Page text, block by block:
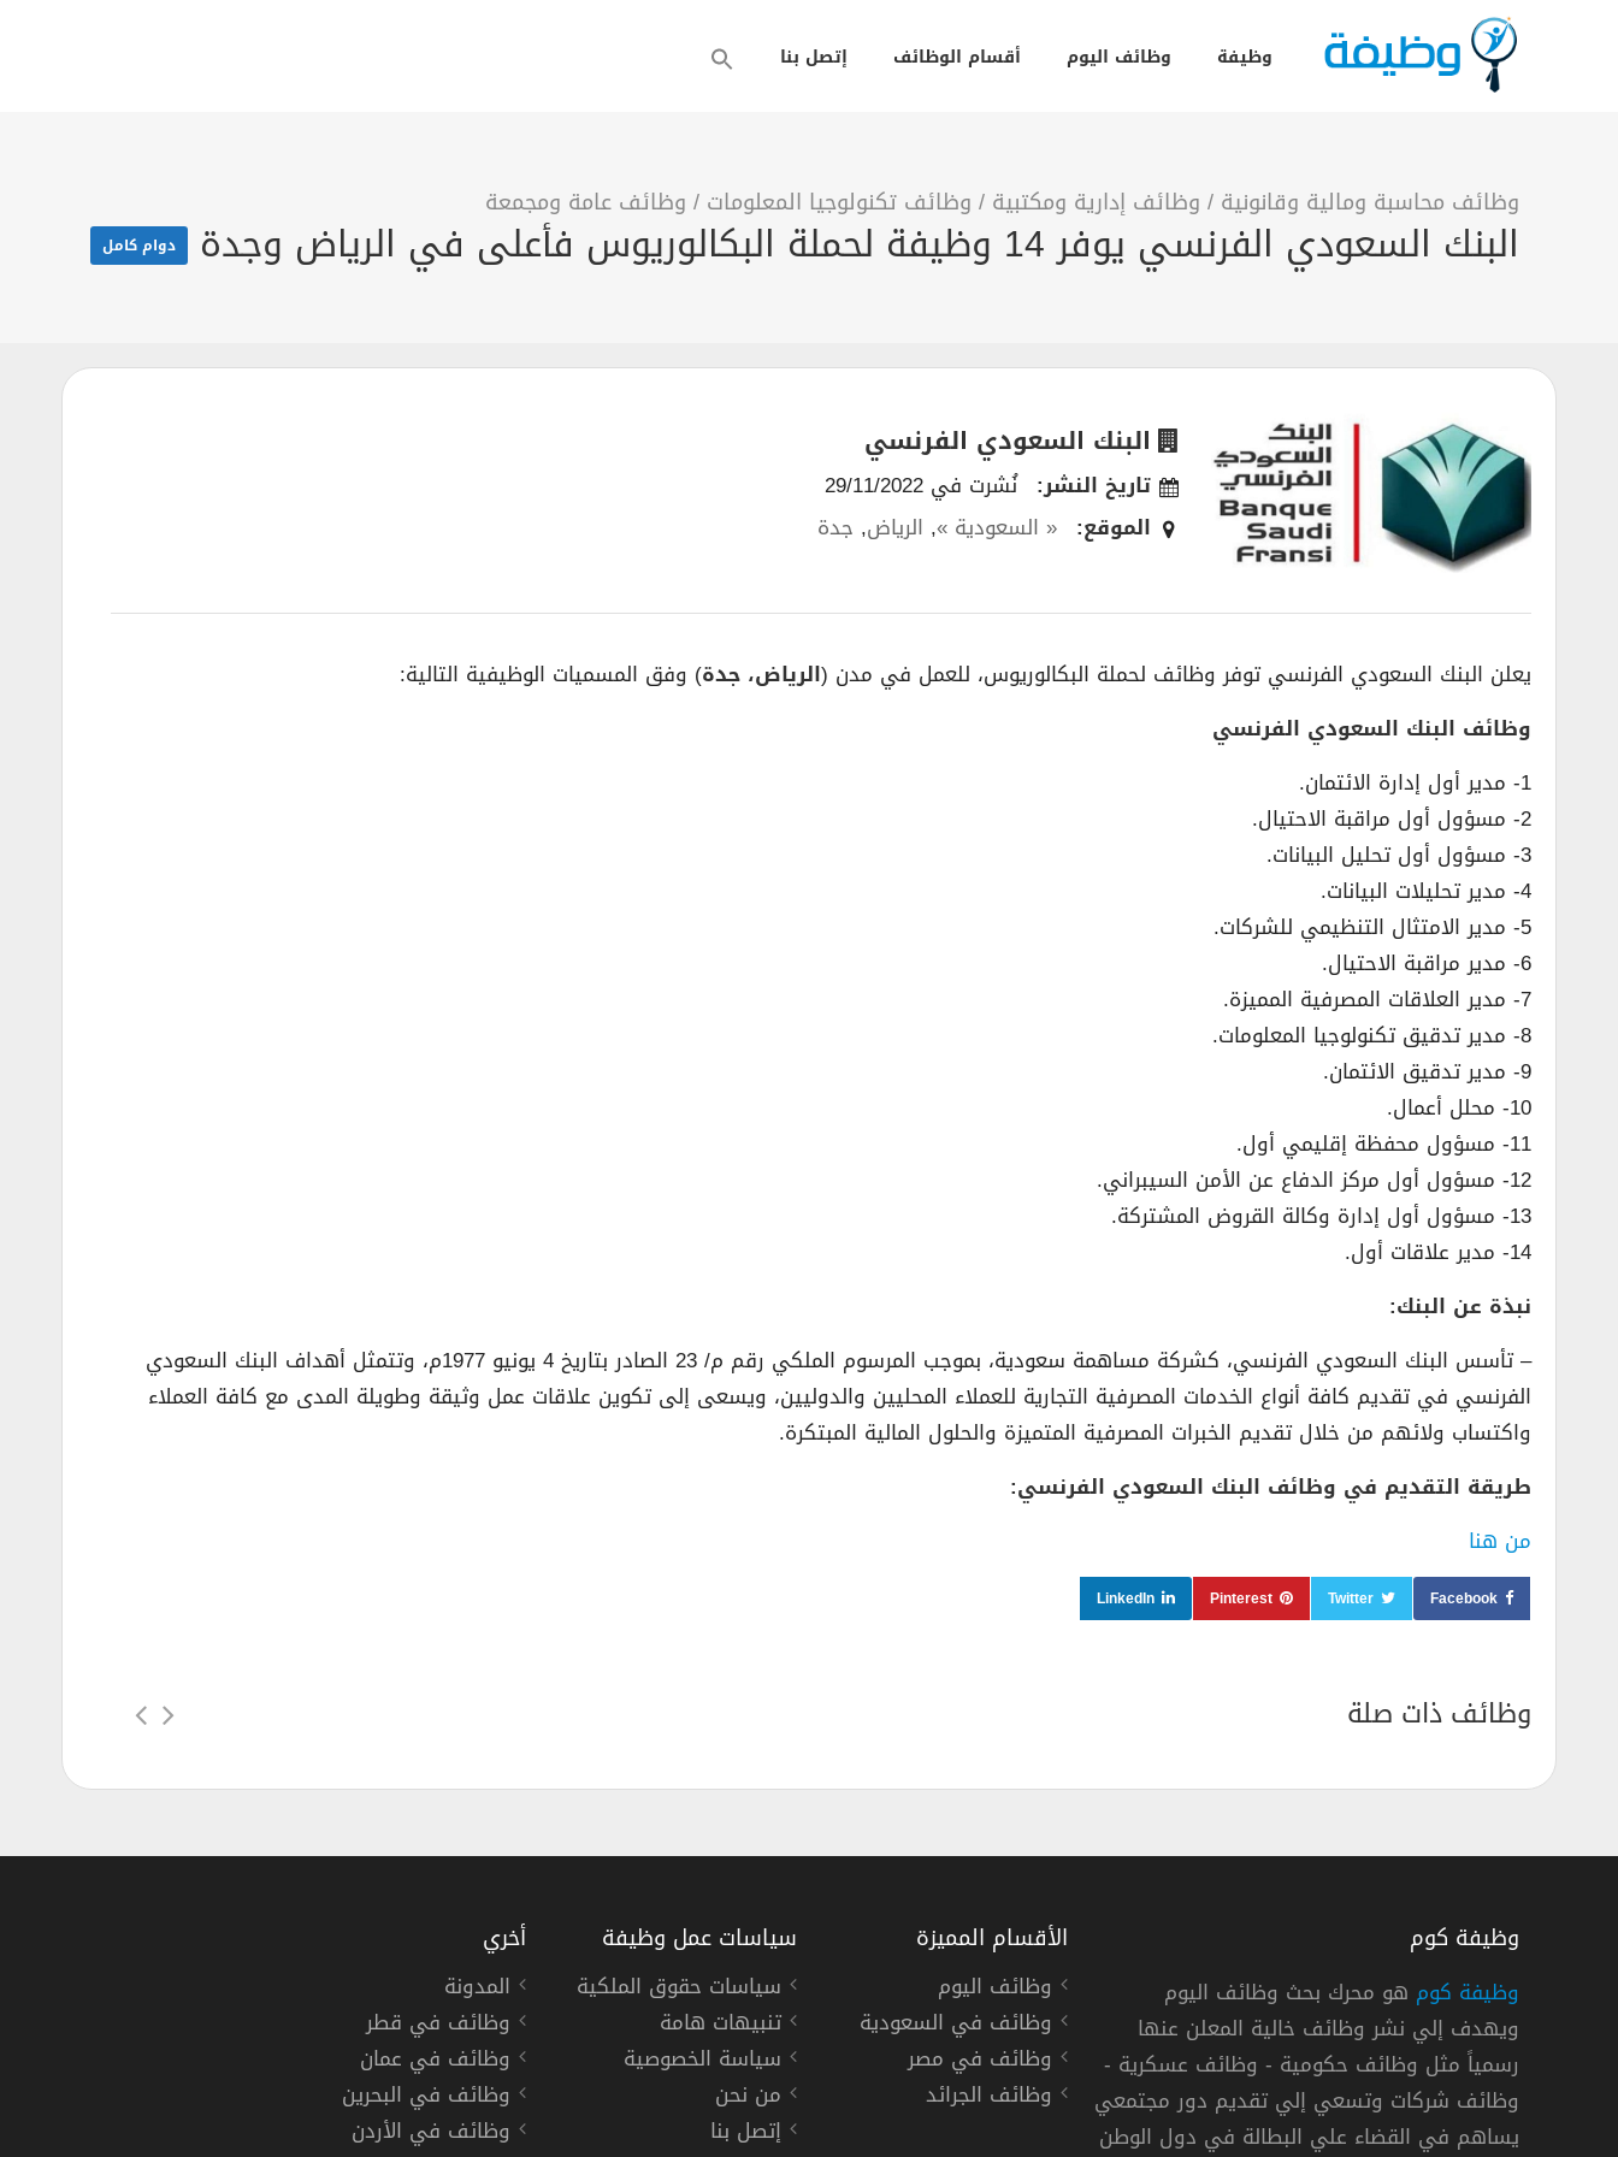
وظيفة وظائف اليوم أقسام الوظائف إتصل بنا
وظائف محاسبة ومالية وقانونية / وظائف إدارية ومكتبية / وظائف تكنولوجيا المعلومات / وظائف عامة ومجمعة
البنك السعودي الفرنسي يوفر 14 وظيفة لحملة البكالوريوس فأعلى في الرياض وجدة دوام كامل
البنك السعودي الفرنسي
تاريخ النشر: نُشرت في 29/11/2022
الموقع: « السعودية », الرياض, جدة
يعلن البنك السعودي الفرنسي توفر وظائف لحملة البكالوريوس، للعمل في مدن (الرياض، جدة) وفق المسميات الوظيفية التالية:
وظائف البنك السعودي الفرنسي
1- مدير أول إدارة الائتمان.
2- مسؤول أول مراقبة الاحتيال.
3- مسؤول أول تحليل البيانات.
4- مدير تحليلات البيانات.
5- مدير الامتثال التنظيمي للشركات.
6- مدير مراقبة الاحتيال.
7- مدير العلاقات المصرفية المميزة.
8- مدير تدقيق تكنولوجيا المعلومات.
9- مدير تدقيق الائتمان.
10- محلل أعمال.
11- مسؤول محفظة إقليمي أول.
12- مسؤول أول مركز الدفاع عن الأمن السيبراني.
13- مسؤول أول إدارة وكالة القروض المشتركة.
14- مدير علاقات أول.
نبذة عن البنك:
– تأسس البنك السعودي الفرنسي، كشركة مساهمة سعودية، بموجب المرسوم الملكي رقم م/ 23 الصادر بتاريخ 4 يونيو 1977م، وتتمثل أهداف البنك السعودي
الفرنسي في تقديم كافة أنواع الخدمات المصرفية التجارية للعملاء المحليين والدوليين، ويسعى إلى تكوين علاقات عمل وثيقة وطويلة المدى مع كافة العملاء
واكتساب ولائهم من خلال تقديم الخبرات المصرفية المتميزة والحلول المالية المبتكرة.
طريقة التقديم في وظائف البنك السعودي الفرنسي:
من هنا
Facebook
Twitter
Pinterest
LinkedIn
وظائف ذات صلة
وظائف تعليمية وإدارية في مدارس دار الرواد النموذجية بجدة
مدارس دار الرواد النموذجية
شركة ملاذ للتأمين توفر 3 وظائف إدارية وتقنية في مدينة الرياض
شركة ملاذ للتأمين
« السعودية »,الرياض
وظيفة كوم
وظيفة كوم هو محرك بحث وظائف اليوم
ويهدف إلي نشر وظائف خالية المعلن عنها
رسمياً مثل وظائف حكومية - وظائف عسكرية -
وظائف شركات وتسعي إلي تقديم دور مجتمعي
يساهم في القضاء علي البطالة في دول الوطن
الأقسام المميزة
وظائف اليوم
وظائف في السعودية
وظائف في مصر
وظائف الجرائد
سياسات عمل وظيفة
سياسات حقوق الملكية
تنبيهات هامة
سياسة الخصوصية
من نحن
إتصل بنا
أخري
المدونة
وظائف في قطر
وظائف في عمان
وظائف في البحرين
وظائف في الأردن